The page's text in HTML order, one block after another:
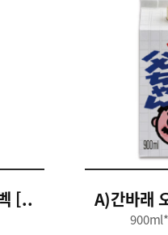
[.. A)간바래